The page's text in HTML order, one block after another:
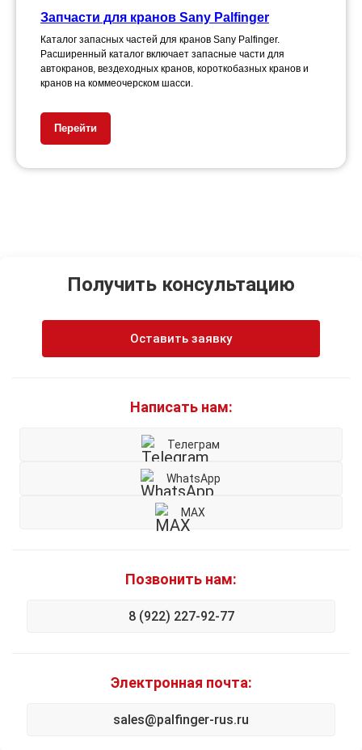
Запчасти для кранов Sany Palfinger
Каталог запасных частей для кранов Sany Palfinger.
Расширенный каталог включает запасные части для
автокранов, вездеходных кранов, короткобазных кранов и
кранов на коммеочерском шасси.
Перейти
Получить консультацию
Оставить заявку
Написать нам:
Телеграм
WhatsApp
MAX
Позвонить нам:
8 (922) 227-92-77
Электронная почта:
sales@palfinger-rus.ru